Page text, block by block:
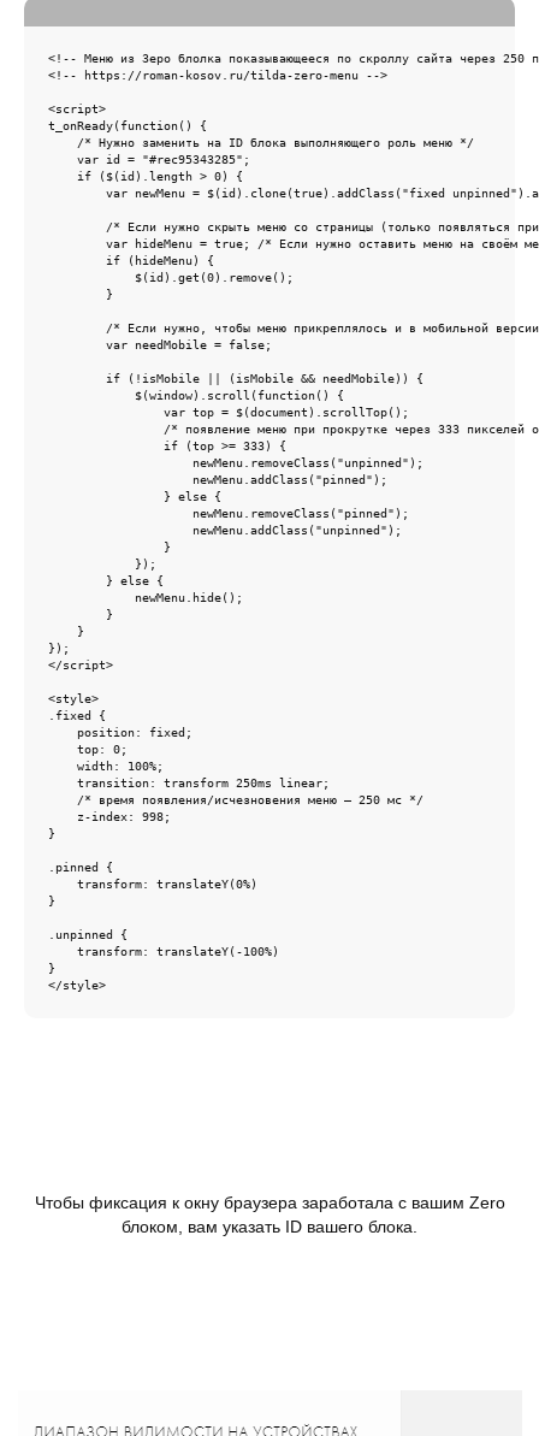
<!-- Меню из Зеро блолка показывающееся по скроллу сайта через 250
<!-- https://roman-kosov.ru/tilda-zero-menu -->
<script>
t_onReady(function() {
    /* Нужно заменить на ID блока выполняющего роль меню */
    var id = "#rec95343285";
    if ($(id).length > 0) {
var newMenu = $(id).clone(true).addClass("fixed
/* Если нужно скрыть меню со страницы (только появляться
var hideMenu = true; /* Если нужно оставить меню на своём
        if (hideMenu) {
            $(id).get(0).remove();
        }
/* Если нужно, чтобы меню прикреплялось и в мобильной
        var needMobile = false;
        if (!isMobile || (isMobile && needMobile)) {
            $(window).scroll(function() {
                var top = $(document).scrollTop();
/* появление меню при прокрутке через 333 пикселей
                if (top >= 333) {
                    newMenu.removeClass("unpinned");
                    newMenu.addClass("pinned");
                } else {
                    newMenu.removeClass("pinned");
                    newMenu.addClass("unpinned");
                }
            });
        } else {
            newMenu.hide();
        }
    }
});
</script>
<style>
.fixed {
    position: fixed;
    top: 0;
    width: 100%;
    transition: transform 250ms linear;
    /* время появления/исчезновения меню — 250 мс */
    z-index: 998;
}
.pinned {
    transform: translateY(0%)
}
.unpinned {
    transform: translateY(-100%)
}
</style>
Чтобы фиксация к окну браузера заработала с вашим Zero
блоком, вам указать ID вашего блока.